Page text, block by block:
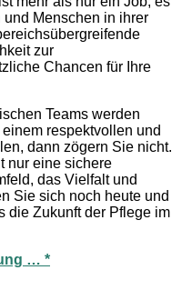
Menschen in ihrer
zur
Chancen für Ihre
Teams werden
respektvollen und
dann zögern Sie nicht.
nur eine sichere
das Vielfalt und
Sie sich noch heute und
die Zukunft der Pflege im
… *